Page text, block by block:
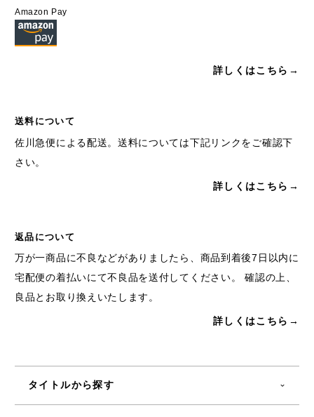
Amazon Pay
詳しくはこちら→
送料について
佐川急便による配送。送料については下記リンクをご確認下
さい。
詳しくはこちら→
返品について
万が一商品に不良などがありましたら、商品到着後7日以内に
宅配便の着払いにて不良品を送付してください。 確認の上、
良品とお取り換えいたします。
詳しくはこちら→
タイトルから探す